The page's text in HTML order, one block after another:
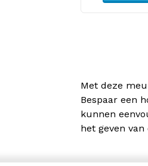
Met deze
Bespaar een
kunnen
het geven van